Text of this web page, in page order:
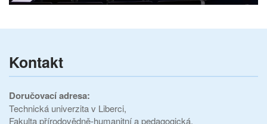
Kontakt
Doručovací adresa:
Technická univerzita v Liberci,
Fakulta přírodovědně-humanitní a pedagogická,